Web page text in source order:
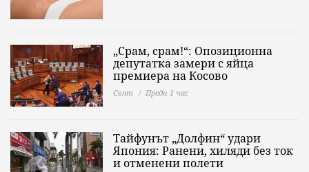
„Срам, срам!“: Опозиционна
депутатка замери с яйца
премиера на Косово
Свят Преди 1 час
Тайфунът „Долфин“ удари
Япония: Ранени, хиляди без ток
и отменени полети